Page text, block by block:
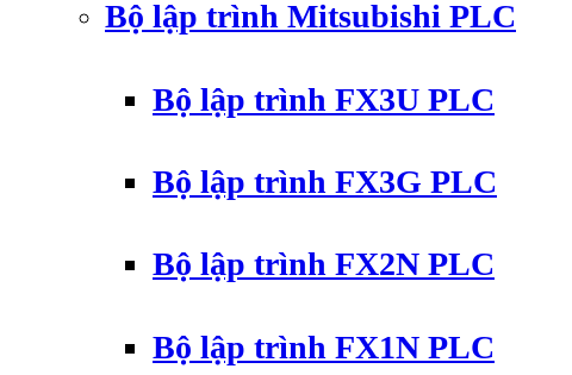
Bộ lập trình Mitsubishi PLC
Bộ lập trình FX3U PLC
Bộ lập trình FX3G PLC
Bộ lập trình FX2N PLC
Bộ lập trình FX1N PLC